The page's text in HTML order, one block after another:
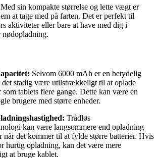
Med sin kompakte størrelse og lette vægt er
at tage med på farten. Det er perfekt til
aktiviteter eller bare at have med dig i
nødopladning.
Selvom 6000 mAh er en betydelig
det stadig være utilstrækkeligt til at oplade
som tablets flere gange. Dette kan være en
brugere med større enheder.
Trådløs
kan være langsommere end opladning
når det kommer til at fylde større batterier. Hvis
hurtig opladning, kan det være mere
at bruge kablet.